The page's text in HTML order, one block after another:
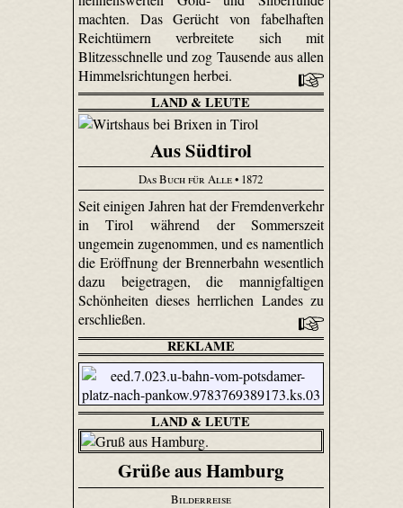
machten. Das Gerücht von fabelhaften
Reichtümern verbreitete sich mit
Blitzesschnelle und zog Tausende aus allen
Himmelsrichtungen herbei.
LAND & LEUTE
Aus Südtirol
Das Buch für Alle• 1872
Seit einigen Jahren hat der Fremdenverkehr
in Tirol während der Sommers­zeit
ungemein zugenommen, und es namentlich
die Eröffnung der Brennerbahn wesentlich
dazu beigetragen, die mannigfaltigen
Schönheiten dieses herrlichen Landes zu
erschließen.
REKLAME
LAND & LEUTE
Grüße aus Hamburg
Bilderreise